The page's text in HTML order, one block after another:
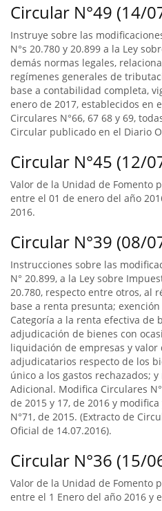
Circular N°49 (14/
Instruye sobre las
N°s 20.780 y 20.899 a la Ley
demás normas legales,
regímenes generales de
base a contabilidad completa,
enero de 2017, establecidos en
Circulares N°66, 67 68 y 69,
Circular publicado en el Diario
Circular N°45 (12/
Valor de la Unidad de Fomento
entre el 01 de enero del año
2016.
Circular N°39 (08/
Instrucciones sobre las
N° 20.899, a la Ley sobre
20.780, respecto entre otros, al
base a renta presunta;
Categoría a la renta efectiva de
adjudicación de bienes con
liquidación de empresas y
adjudicatarios respecto de los
único a los gastos rechazados;
Adicional. Modifica Circulares
de 2015 y 17, de 2016 y
N°71, de 2015. (Extracto de
Oficial de 14.07.2016).
Circular N°36 (15/
Valor de la Unidad de Fomento
entre el 1 Enero del año 2016 y